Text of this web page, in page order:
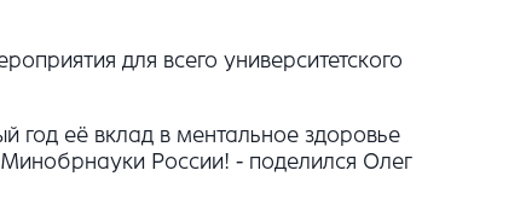
для всего университетского
год её вклад в ментальное здоровье
России! - поделился Олег